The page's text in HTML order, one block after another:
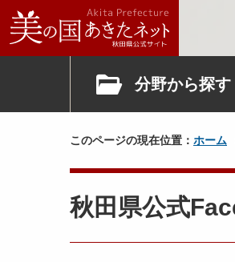
分野から探す
このページの現在位置： ホーム
秋田県公式